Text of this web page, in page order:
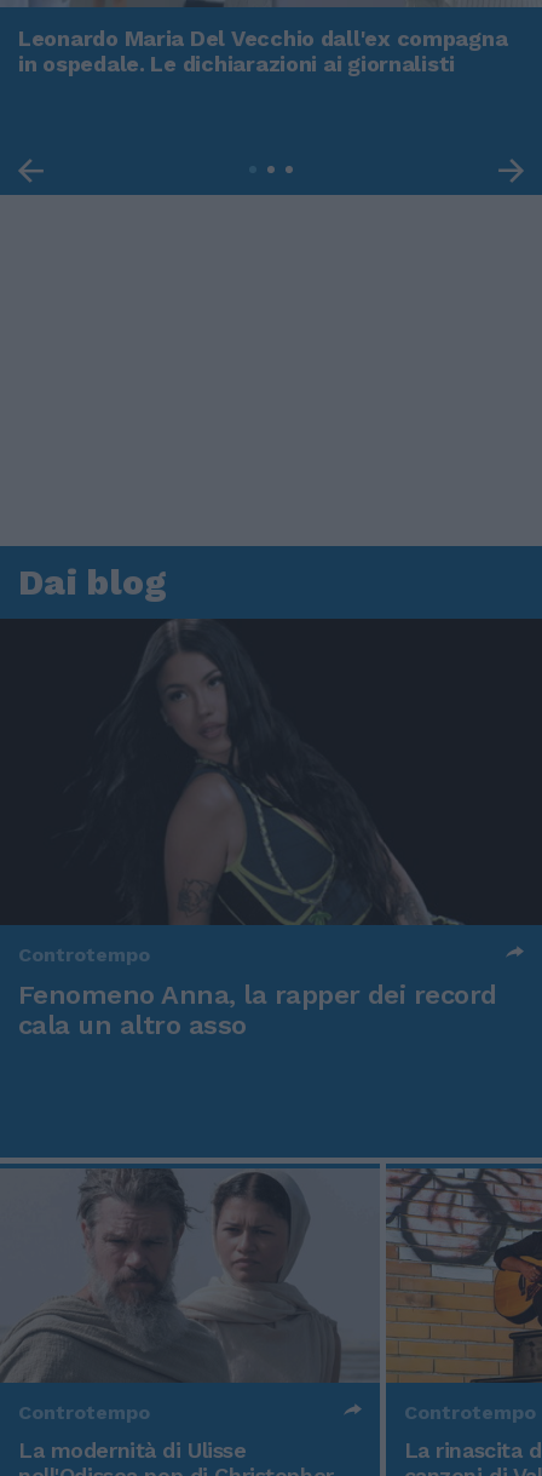
Leonardo Maria Del Vecchio dall'ex compagna
in ospedale. Le dichiarazioni ai giornalisti
Dai blog
Controtempo
Fenomeno Anna, la rapper dei record
cala un altro asso
Controtempo
La modernità di Ulisse
Controtempo
La rinascita